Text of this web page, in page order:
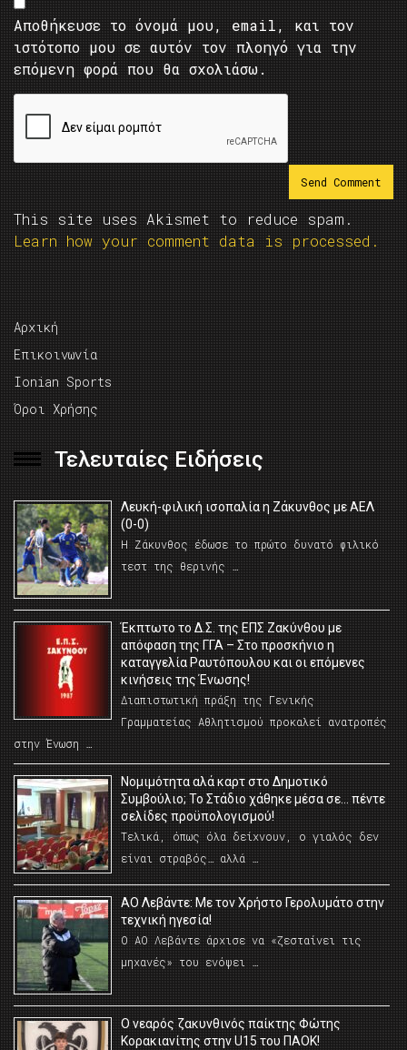
Αποθήκευσε το όνομά μου, email, και τον
ιστότοπο μου σε αυτόν τον πλοηγό για την
επόμενη φορά που θα σχολιάσω.
This site uses Akismet to reduce spam.
Learn how your comment data is processed.
Αρχική
Επικοινωνία
Ionian Sports
Όροι Χρήσης
Τελευταίες Ειδήσεις
Λευκή-φιλική ισοπαλία η Ζάκυνθος με ΑΕΛ
(0-0)
Η Ζάκυνθος έδωσε το πρώτο δυνατό φιλικό
τεστ της θερινής …
Έκπτωτο το Δ.Σ. της ΕΠΣ Ζακύνθου με
απόφαση της ΓΓΑ – Στο προσκήνιο η
καταγγελία Ραυτόπουλου και οι επόμενες
κινήσεις της Ένωσης!
Διαπιστωτική πράξη της Γενικής
Γραμματείας Αθλητισμού προκαλεί ανατροπές
στην Ένωση …
Νομιμότητα αλά καρτ στο Δημοτικό
Συμβούλιο; Το Στάδιο χάθηκε μέσα σε… πέντε
σελίδες προϋπολογισμού!
Τελικά, όπως όλα δείχνουν, ο γιαλός δεν
είναι στραβός… αλλά …
ΑΟ Λεβάντε: Με τον Χρήστο Γερολυμάτο στην
τεχνική ηγεσία!
Ο ΑΟ Λεβάντε άρχισε να «ζεσταίνει τις
μηχανές» του ενόψει …
O νεαρός ζακυνθινός παίκτης Φώτης
Κορακιανίτης στην U15 του ΠΑΟΚ!